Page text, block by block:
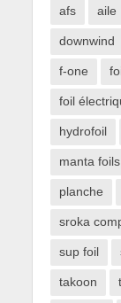
afs aile
downwind
f-one
foil
hydrofoil
manta foils
planche
sroka
sup foil
takoon